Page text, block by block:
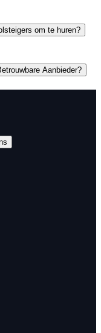
om te huren?
Aanbieder?